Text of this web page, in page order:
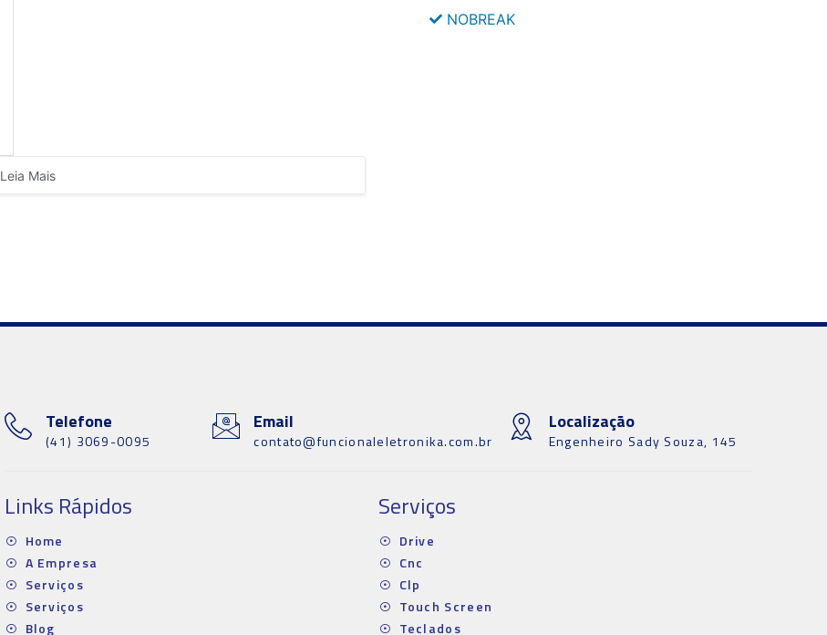
Leia Mais
NOBREAK
Telefone
(41) 3069-0095
Email
contato@funcionaleletronika.com.br
Localização
Engenheiro Sady Souza, 145
Links Rápidos
Home
A Empresa
Serviços
Serviços
Blog
Serviços
Drive
Cnc
Clp
Touch Screen
Teclados